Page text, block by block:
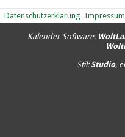
Datenschutzerklärung Impressum
Kalender-Software:
Stil:Studio,